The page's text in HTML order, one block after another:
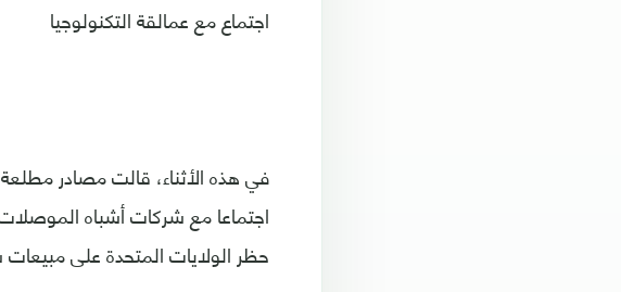
اجتماع مع عمالقة التكنولوجيا
في هذه الأثناء، قالت مصادر
اجتماعا مع شركات أشباه
حظر الولايات المتحدة على